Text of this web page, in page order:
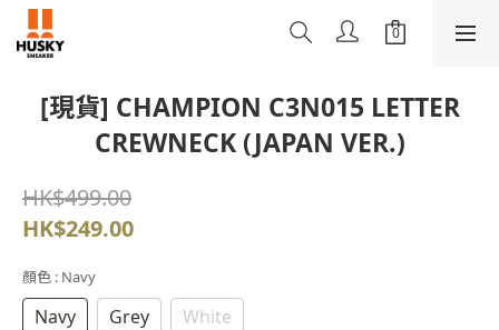
[現貨] CHAMPION C3N015 LETTER
CREWNECK (JAPAN VER.)
HK$499.00
HK$249.00
顏色 : Navy
Navy Grey White